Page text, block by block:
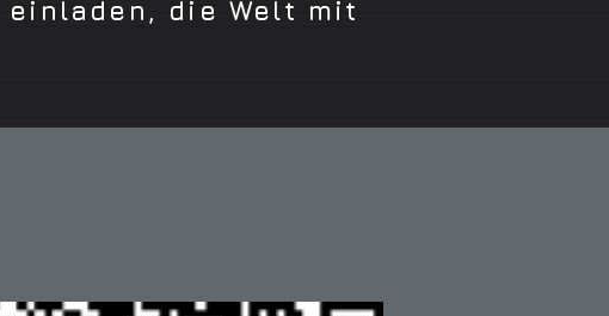
die Welt mit